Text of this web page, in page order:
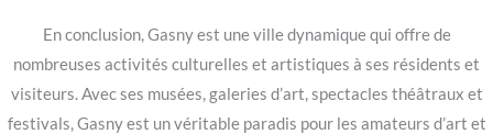
En conclusion, Gasny est une ville dynamique qui offre de
nombreuses activités culturelles et artistiques à ses résidents et
visiteurs. Avec ses musées, galeries d’art, spectacles théâtraux et
festivals, Gasny est un véritable paradis pour les amateurs d’art et